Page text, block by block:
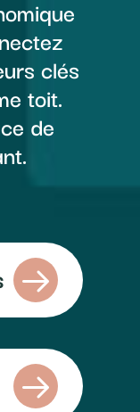
clés
toit.
de